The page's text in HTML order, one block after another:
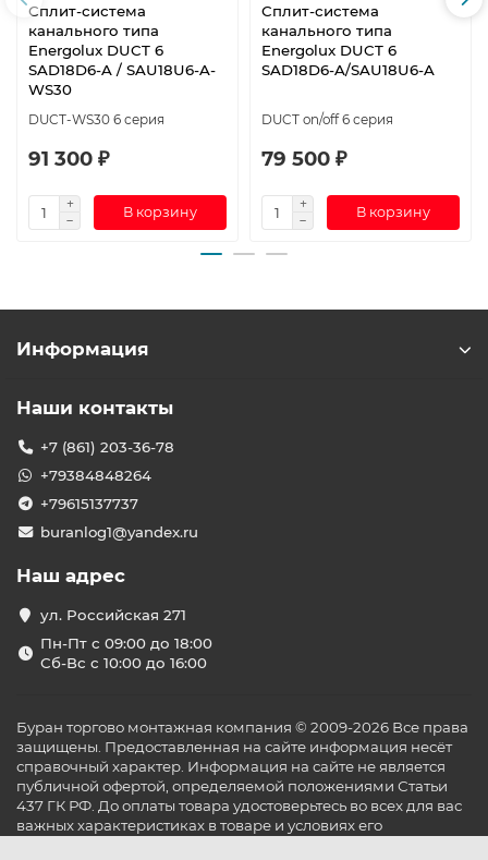
Сплит-система
канального типа
Energolux DUCT 6
SAD18D6-A / SAU18U6-A-
WS30
DUCT-WS30 6 серия
91 300 ₽
В корзину
Сплит-система
канального типа
Energolux DUCT 6
SAD18D6-A/SAU18U6-A
DUCT on/off 6 серия
79 500 ₽
В корзину
Информация
Наши контакты
+7 (861) 203-36-78
+79384848264
+79615137737
buranlog1@yandex.ru
Наш адрес
ул. Российская 271
Пн-Пт с 09:00 до 18:00
Сб-Вс с 10:00 до 16:00
Буран торгово монтажная компания © 2009-2026 Все права
защищены. Предоставленная на сайте информация несёт
справочный характер. Информация на сайте не является
публичной офертой, определяемой положениями Статьи
437 ГК РФ. До оплаты товара удостоверьтесь во всех для вас
важных характеристиках в товаре и условиях его